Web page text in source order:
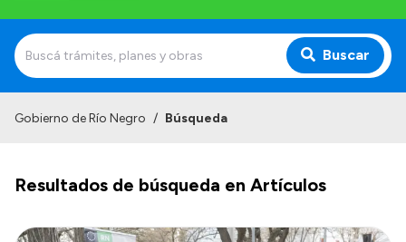
Buscar
Prensa
Autoridades y Organismos
Gobierno de Río Negro / Búsqueda
Resultados de búsqueda en Artículos